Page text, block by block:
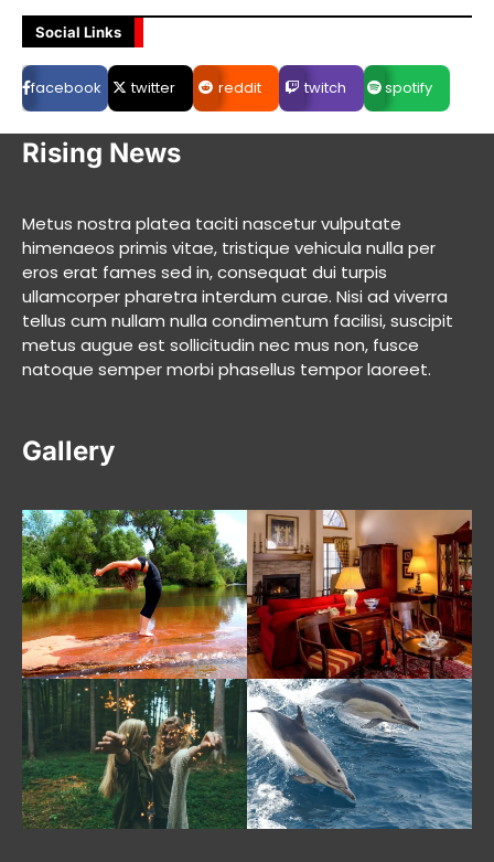
Social Links
facebook twitter reddit twitch spotify
Rising News
Metus nostra platea taciti nascetur vulputate
himenaeos primis vitae, tristique vehicula nulla per
eros erat fames sed in, consequat dui turpis
ullamcorper pharetra interdum curae. Nisi ad viverra
tellus cum nullam nulla condimentum facilisi, suscipit
metus augue est sollicitudin nec mus non, fusce
natoque semper morbi phasellus tempor laoreet.
Gallery